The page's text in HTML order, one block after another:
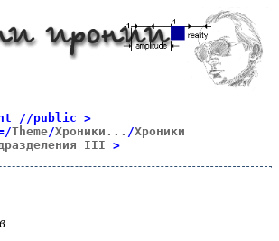
//public >
Theme/Хроники... /Хроники
III >